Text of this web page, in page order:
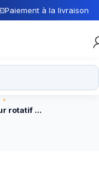
Paiement à la livraison
Encodeur rotatif photoélectrique 600 impulsions DC 5-24V – Capteur